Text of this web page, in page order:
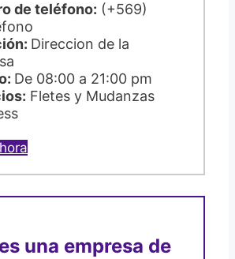
de teléfono: (+569)
Direccion de la
De 08:00 a 21:00 pm
Fletes y Mudanzas
una empresa de